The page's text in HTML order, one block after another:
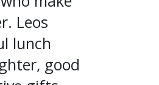
Leos
lunch
good